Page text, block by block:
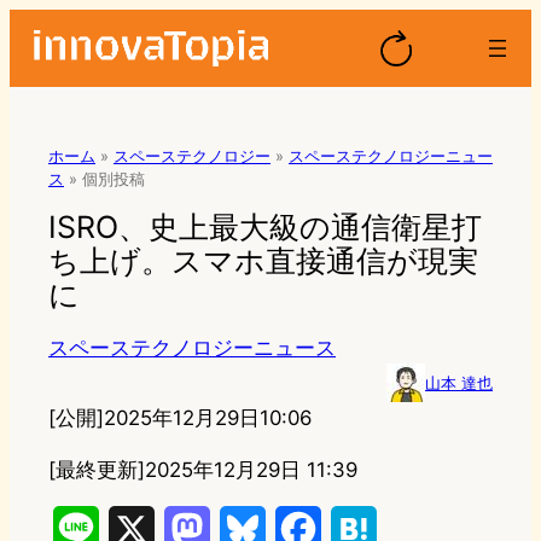
ホーム » スペーステクノロジー » スペーステクノロジーニュー
ス » 個別投稿
ISRO、史上最大級の通信衛星打
ち上げ。スマホ直接通信が現実
に
スペーステクノロジーニュース
山本 達也
[公開]2025年12月29日10:06
[最終更新]2025年12月29日 11:39